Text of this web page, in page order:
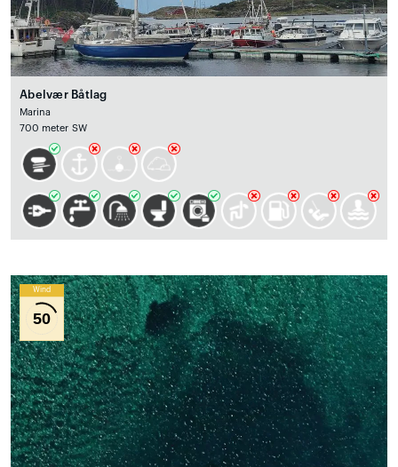
Abelvær Båtlag
Marina
700 meter SW
Wind
50